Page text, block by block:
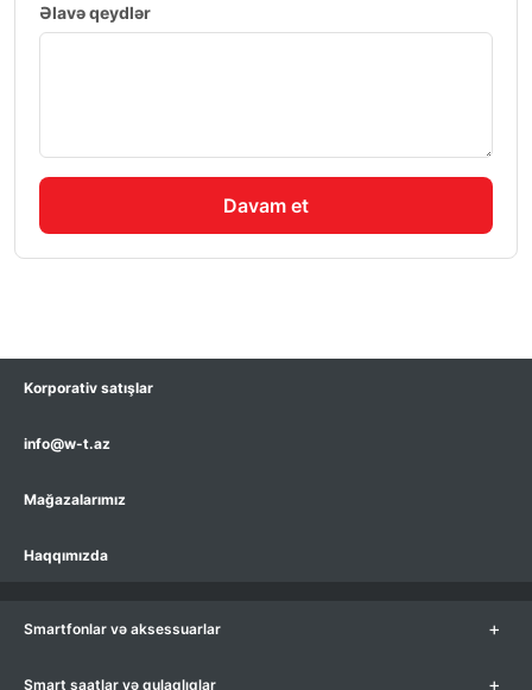
Əlavə qeydlər
Davam et
Korporativ satışlar
info@w-t.az
Mağazalarımız
Haqqımızda
Smartfonlar və aksessuarlar +
Smart saatlar və qulaqlıqlar +